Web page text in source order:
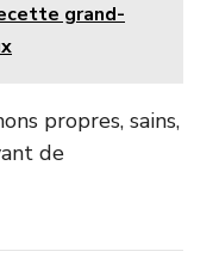
grand-
propres, sains,
de